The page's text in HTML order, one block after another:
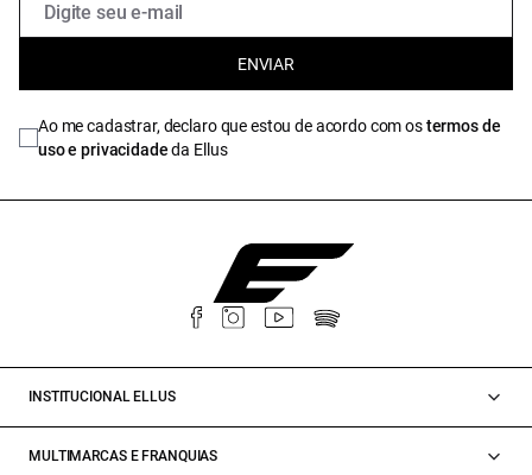
ENVIAR
Ao me cadastrar, declaro que estou de acordo com ostermos de
uso e privacidadeda Ellus
INSTITUCIONAL ELLUS
MULTIMARCAS E FRANQUIAS